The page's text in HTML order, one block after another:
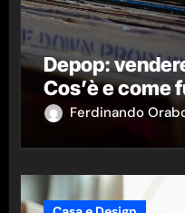
Depop:
Cos’è e come
Ferdinando